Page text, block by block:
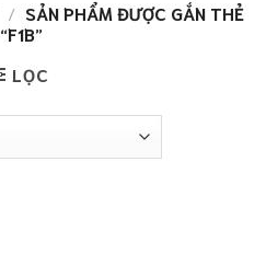
/ SẢN PHẨM ĐƯỢC GẮN THẺ
“F1B”
LỌC